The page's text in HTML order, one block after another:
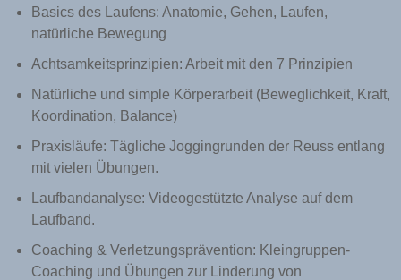
Basics des Laufens: Anatomie, Gehen, Laufen,
natürliche Bewegung
Achtsamkeitsprinzipien: Arbeit mit den 7 Prinzipien
Natürliche und simple Körperarbeit (Beweglichkeit, Kraft,
Koordination, Balance)
Praxisläufe: Tägliche Joggingrunden der Reuss entlang
mit vielen Übungen.
Laufbandanalyse: Videogestützte Analyse auf dem
Laufband.
Coaching & Verletzungsprävention: Kleingruppen-
Coaching und Übungen zur Linderung von